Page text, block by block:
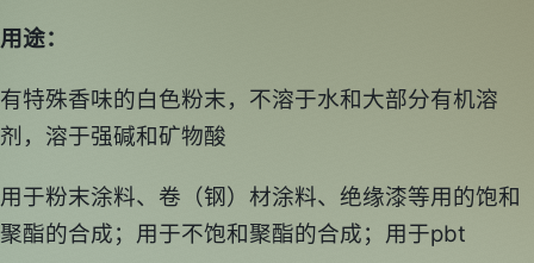
用途：
有特殊香味的白色粉末，不溶于水和大部分有机溶
剂，溶于强碱和矿物酸
用于粉末涂料、卷（钢）材涂料、绝缘漆等用的饱和
聚酯的合成；用于不饱和聚酯的合成；用于pbt